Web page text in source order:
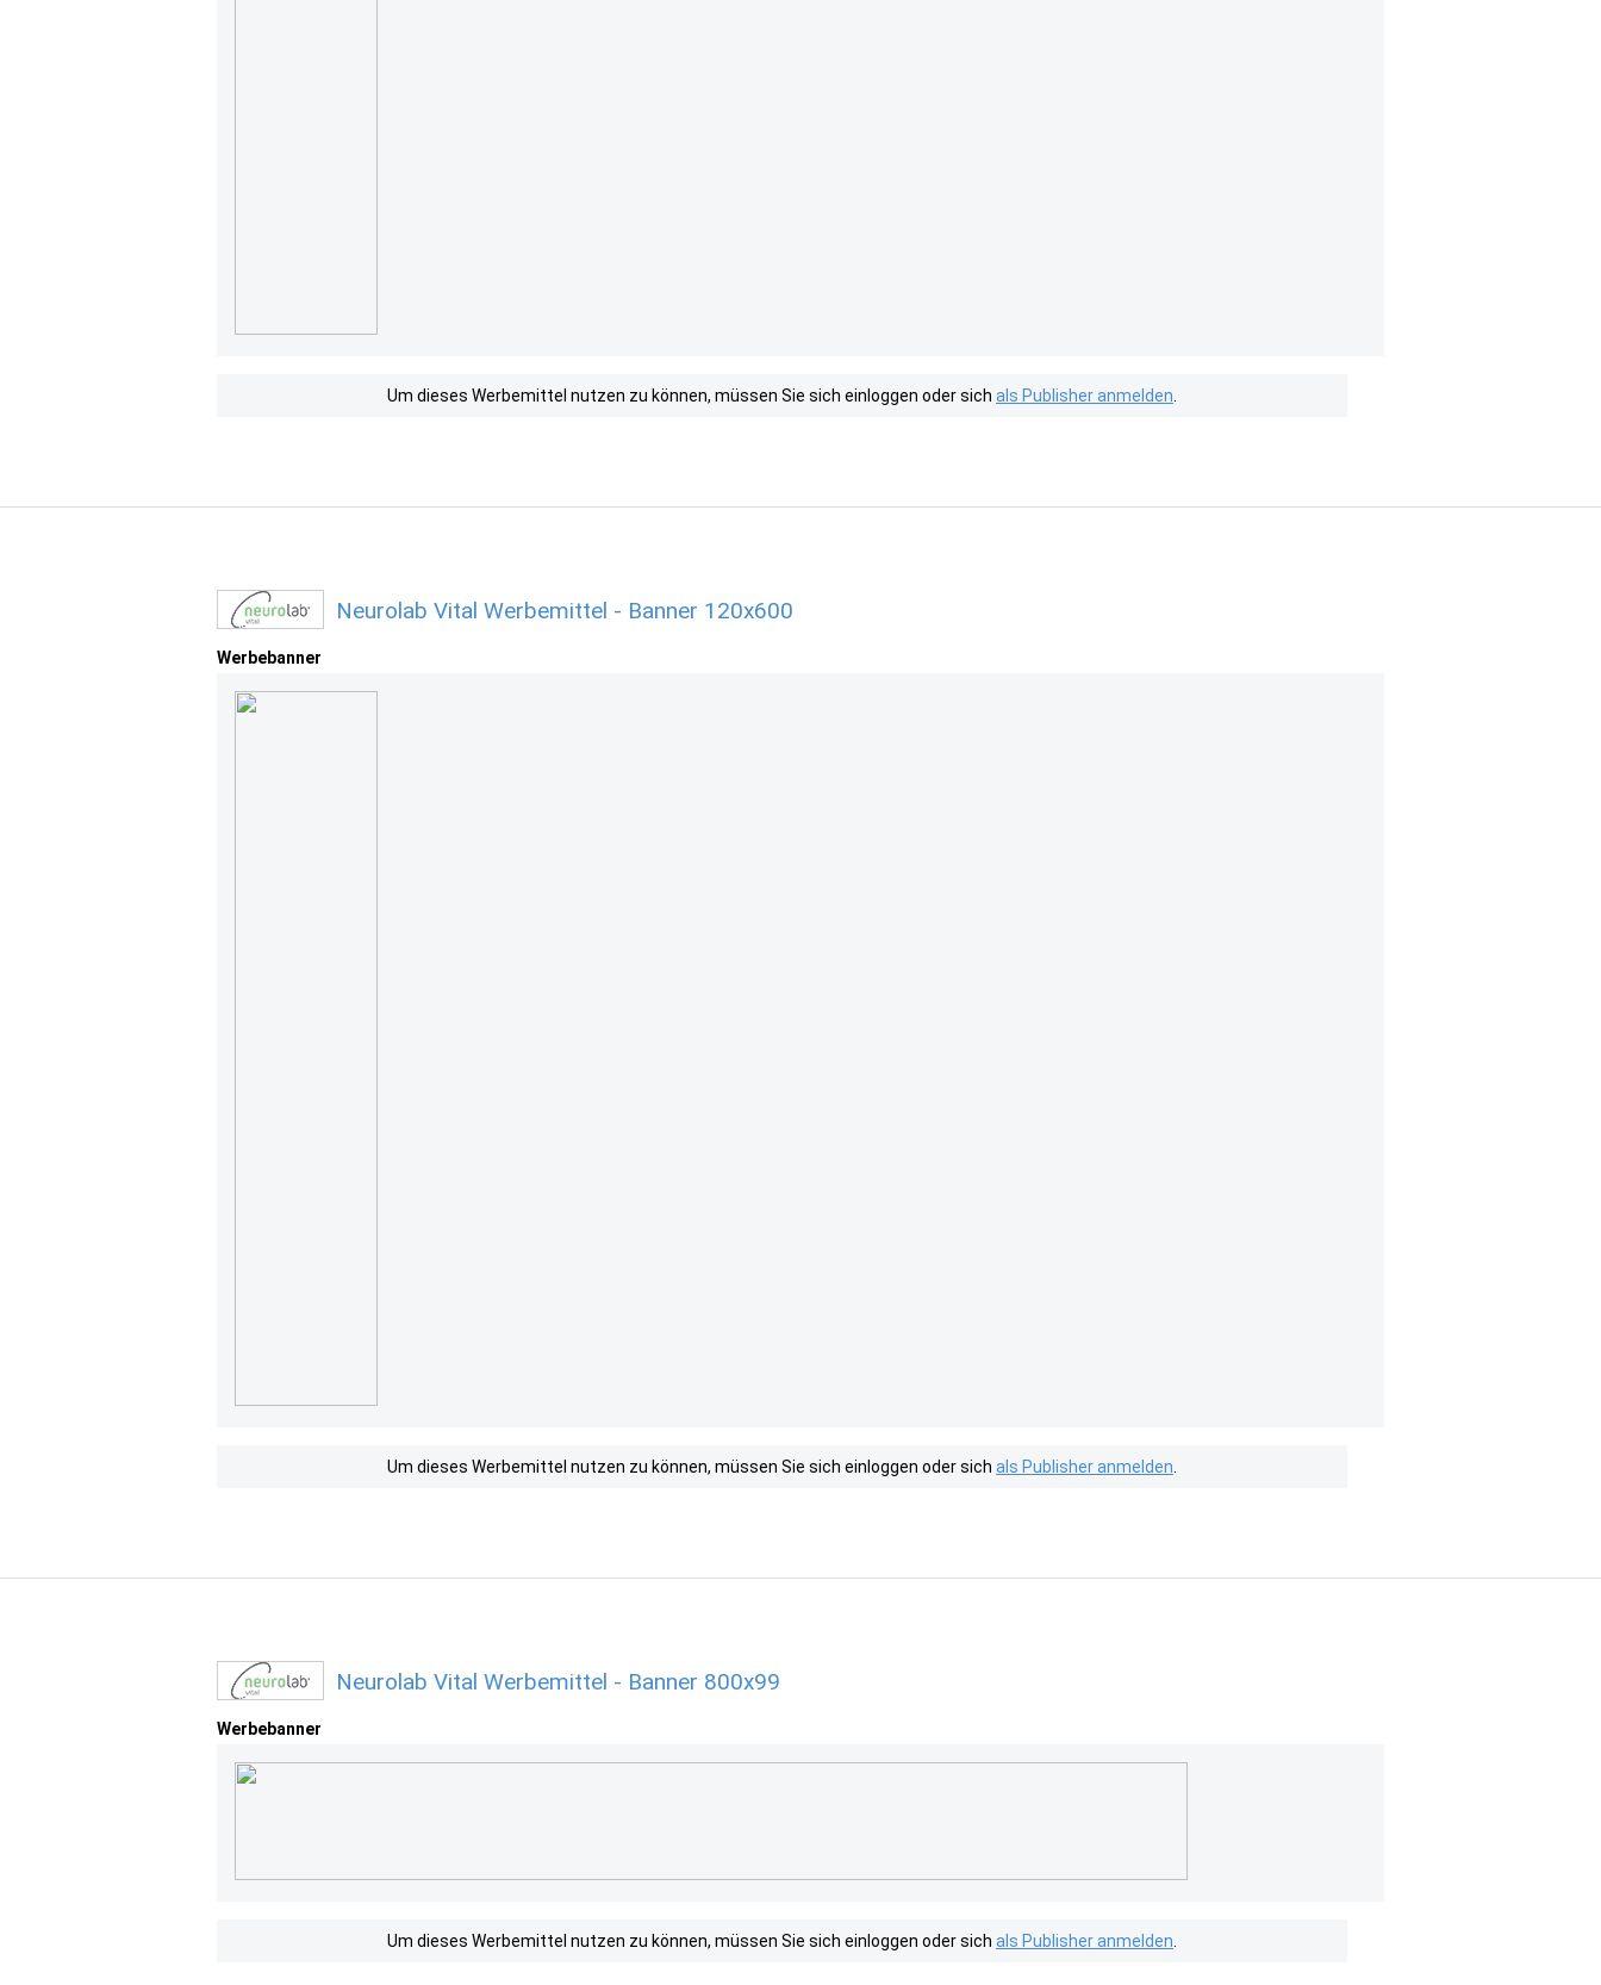
Um dieses Werbemittel nutzen zu können, müssen Sie sich einloggen oder sich als Publisher anmelden
Neurolab Vital Werbemittel - Banner 120x600
Werbebanner
Um dieses Werbemittel nutzen zu können, müssen Sie sich einloggen oder sich als Publisher anmelden
Neurolab Vital Werbemittel - Banner 800x99
Werbebanner
Um dieses Werbemittel nutzen zu können, müssen Sie sich einloggen oder sich als Publisher anmelden